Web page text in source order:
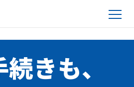
きも、